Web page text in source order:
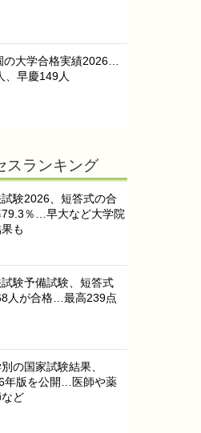
の大学合格実績2026…
、早慶149人
スランキング
験2026、短答式の合
79.3％…早大など大学院
も
験予備試験、短答式
人が合格…最高239点
の国家試験結果、
年版を公開…医師や薬
ど